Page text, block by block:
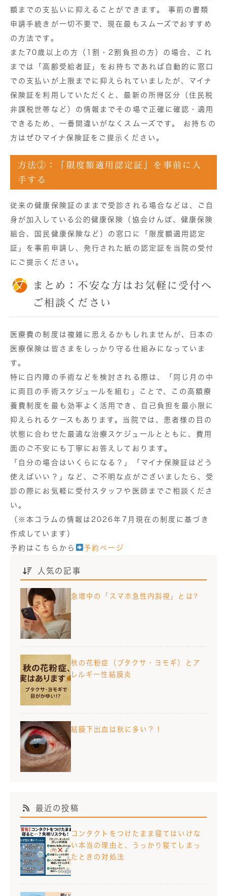
額までの支払いに抑えることができます。
事前の書類
申請手続きが一切不要で、現在最もスムーズでおすすめ
の方法です。
また70歳以上の方（1割・2割負担の方）の場合、これ
までは「高齢受給者証」をお持ちであれば自動的に窓口
での支払いが上限までに抑えられていましたが、 マイナ
保険証を利用していただくと、最新の所得区分（住民税
非課税世帯など）の情報までその場で正確に確認・適用
できるため、一番間違いがなくスムーズです。
お持ちの
方はぜひマイナ保険証をご提示ください。
方法②：「限度額適用認定証」を事前に入
手する
従来の健康保険証のままで受診される場合などは、ご自
身が加入している公的健康保険（協会けんぽ、健康保険
組合、国民健康保険など）の窓口に「限度額適用認定
証」を事前申請し、発行された紙の認定証を当院の受付
にご提示ください。
まとめ：不安な方はお気軽に受付へ
ご相談ください
医療費の制度は複雑に思えるかもしれませんが、日本の
医療保険は皆さまをしっかり守る仕組みになっていま
す。
特に白内障の手術などを検討される際は、「同じ月の中
に両目の手術スケジュールを組む」ことで、この高額療
養費制度を最も効率よく活用でき、自己負担を最小限に
抑えられるケースもあります。当院では、患者様の目の
状態に合わせた最適な治療スケジュールとともに、費用
面のご不安にも丁寧にお答えしております。
「自分の場合はいくらになる？」「マイナ保険証はどう
使えばいい？」など、ご不明な点がございましたら、受
診の際にお気軽に受付スタッフや医師までご相談くださ
い。
（※本コラムの情報は2026年7月現在の制度に基づき
作成しています）
予約はこちらから
予約ページ
人気の記事
急増中の「スマホ急性内斜視」とは?
秋の花粉症（ブタクサ・ヨモギ）とア
レルギー性結膜炎
結膜下出血は秋に多い？！
最近の投稿
コンタクトをつけたまま寝てはいけな
い本当の理由と、うっかり寝てしまっ
たときの対処法